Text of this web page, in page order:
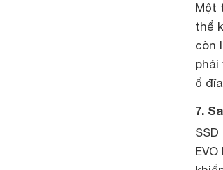
Một
thể
còn
phải
ổ
7.